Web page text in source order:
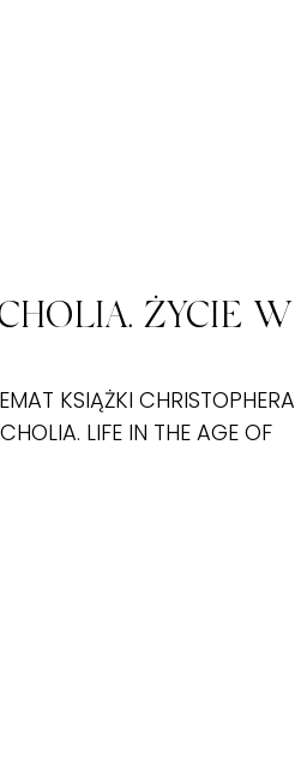
ŻYCIE W
KSIĄŻKI CHRISTOPHERA
LIFE IN THE AGE OF